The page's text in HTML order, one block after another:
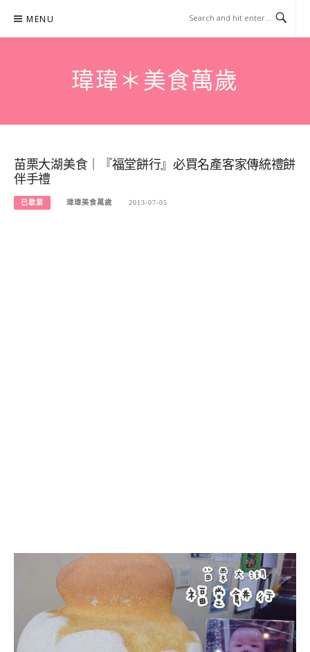
content
MENU
瑋瑋＊美食萬歲
苗栗大湖美食｜『福堂餅行』必買名產客家傳統禮餅
伴手禮
已歇業 瑋瑋美食萬歲 2013-07-05